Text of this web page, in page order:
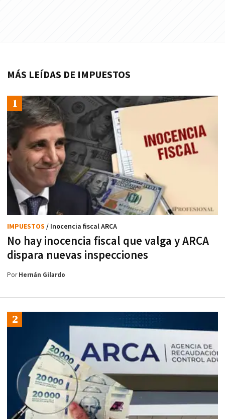
MÁS LEÍDAS DE IMPUESTOS
No hay inocencia fiscal que valga y ARCA
dispara nuevas inspecciones
IMPUESTOS / Inocencia fiscal ARCA
PorHernán Gilardo